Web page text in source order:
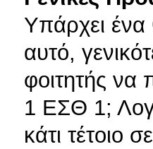
Υπάρχει ένα
αυτό,
φοιτητής να
1 ΕΣΘ 1;
κάτι τέτοιο